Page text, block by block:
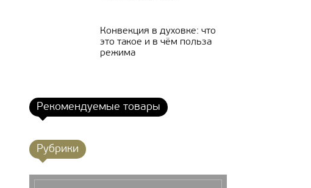
Конвекция в духовке: что
это такое и в чём польза
режима
Рекомендуемые товары
Рубрики